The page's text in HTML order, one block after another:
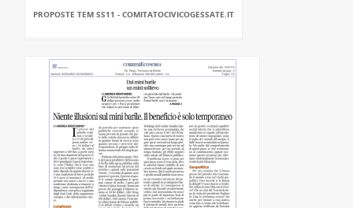
PROPOSTE TEM SS11 - COMITATOCIVICOGESSATE.IT